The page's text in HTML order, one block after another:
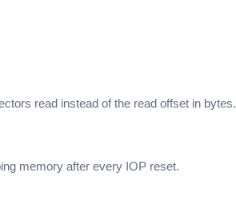
read instead of the read offset in bytes.
memory after every IOP reset.